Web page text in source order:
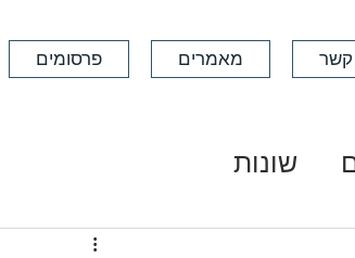
קשר מאמרים פרסומים
שונות